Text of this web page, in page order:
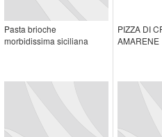
Pasta brioche
morbidissima siciliana
PIZZA DI
AMARENE